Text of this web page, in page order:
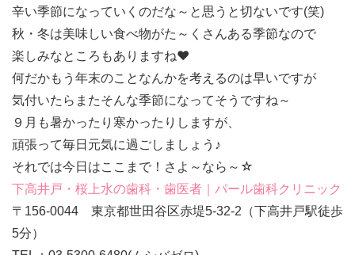
辛い季節になっていくのだな～と思うと切ないです(笑)
秋・冬は美味しい食べ物がた～くさんある季節なので
楽しみなところもありますね❤
何だかもう年末のことなんかを考えるのは早いですが
気付いたらまたそんな季節になってそうですね～
９月も暑かったり寒かったりしますが、
頑張って毎日元気に過ごしましょう♪
それでは今日はここまで！さよ～なら～☆
下高井戸・桜上水の歯科・歯医者｜パール歯科クリニック
〒156-0044 東京都世田谷区赤堤5-32-2（下高井戸駅徒歩
5分）